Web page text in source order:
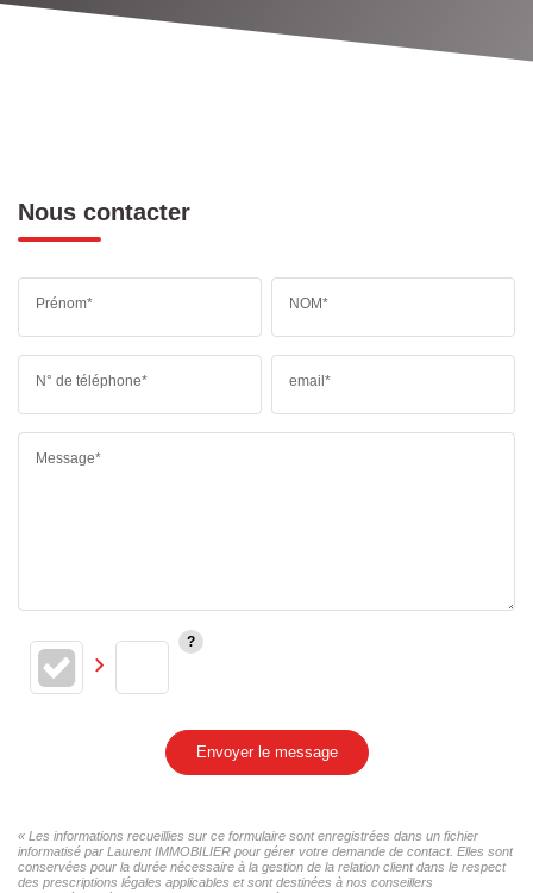
Nous contacter
Prénom* NOM*
N° de téléphone* email*
Message*
Envoyer le message
« Les informations recueillies sur ce formulaire sont enregistrées dans un fichier
informatisé par Laurent IMMOBILIER pour gérer votre demande de contact. Elles sont
conservées pour la durée nécessaire à la gestion de la relation client dans le respect
des prescriptions légales applicables et sont destinées à nos conseillers